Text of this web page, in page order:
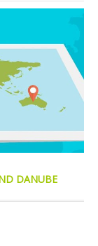
DANUBE